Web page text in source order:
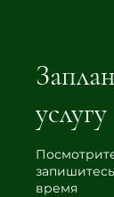
услугу
время